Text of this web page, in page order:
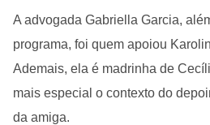
A advogada Gabriella Garcia,
programa, foi quem apoiou
Ademais, ela é madrinha de
mais especial o contexto do
da amiga.